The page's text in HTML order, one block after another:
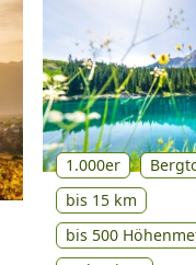
1.000er
bis 15 km
bis 500